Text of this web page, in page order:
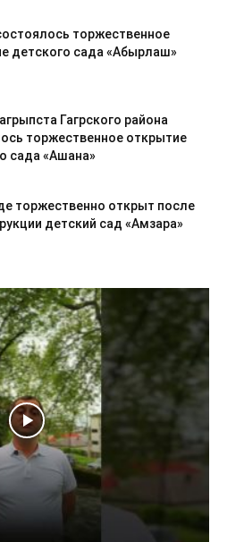
торжественное
детского сада «Абырлаш»
Гагрского района
торжественное открытие
сада «Ашана»
торжественно открыт после
детский сад «Амзара»